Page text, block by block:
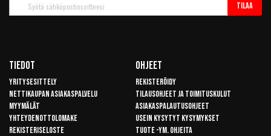
uutiskirje
Tilaa
Tiedot
Yritysesittely
Nettikaupan asiakaspalvelu
Myymälät
Yhteydenottolomake
Rekisteriseloste
Ohjeet
Rekisteröidy
Tilausohjeet ja toimituskulut
Asiakaspalautusohjeet
Usein kysytyt kysymykset
Tuote -ym. ohjeita